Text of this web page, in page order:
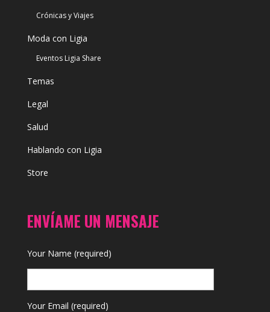
Crónicas y Viajes
Moda con Ligia
Eventos Ligia Share
Temas
Legal
Salud
Hablando con Ligia
Store
ENVÍAME UN MENSAJE
Your Name (required)
Your Email (required)